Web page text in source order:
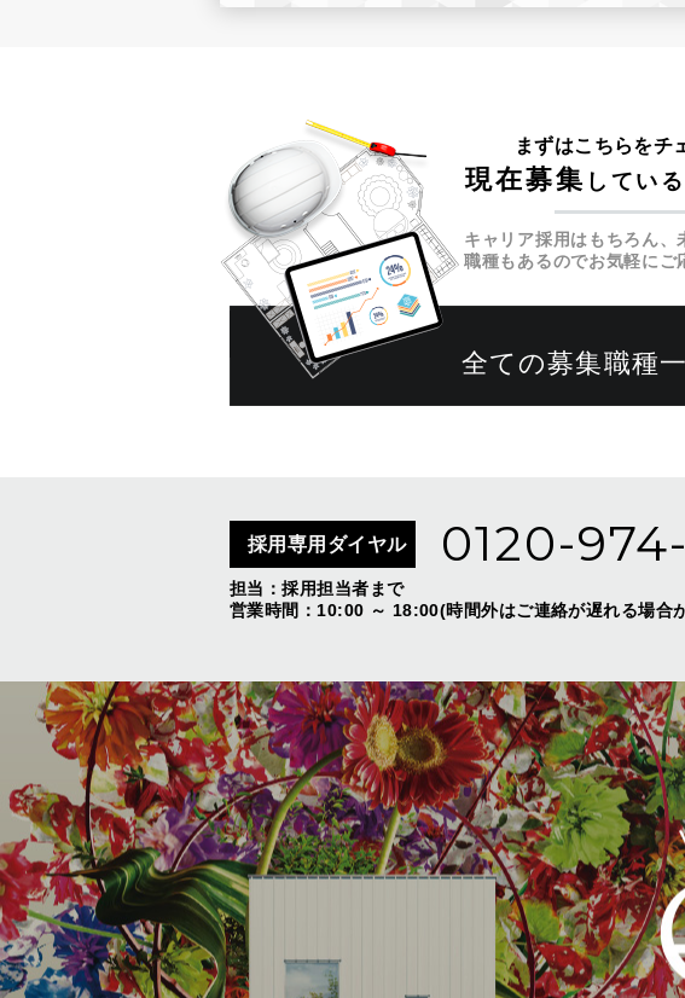
まずはこちらをチ
現在募集 してい
キャリア採用はもちろん、
職種もあるのでお気軽にご
全ての募集職種
採用専用ダイヤル 0120-
担当：採用担当者まで
営業時間：10:00 ～ 18:00(時間外はご連絡が遅れる場合